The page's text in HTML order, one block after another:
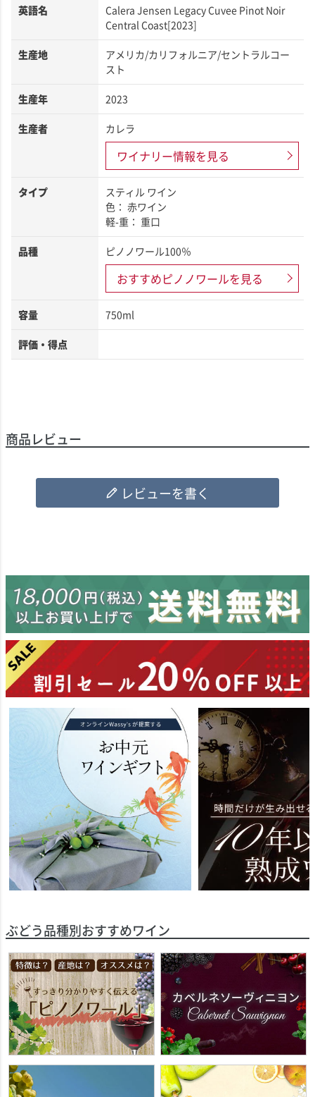
英語名
Calera Jensen Legacy Cuvee Pinot Noir
Central Coast[2023]
生産地
アメリカ/カリフォルニア/セントラルコー
スト
生産年 2023
生産者 カレラ
ワイナリー情報を見る
タイプ
スティル ワイン
色： 赤ワイン
軽-重： 重口
品種 ピノノワール100％
おすすめピノノワールを見る
容量 750ml
評価・得点
商品レビュー
レビューを書く
ぶどう品種別おすすめワイン